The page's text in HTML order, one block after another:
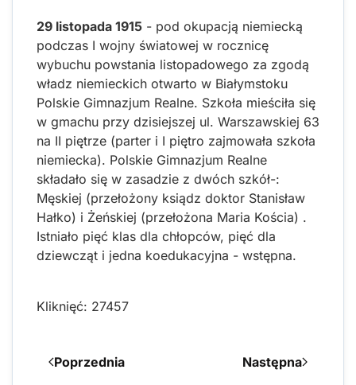
29 listopada 1915 - pod okupacją niemiecką
podczas I wojny światowej w rocznicę
wybuchu powstania listopadowego za zgodą
władz niemieckich otwarto w Białymstoku
Polskie Gimnazjum Realne. Szkoła mieściła się
w gmachu przy dzisiejszej ul. Warszawskiej 63
na II piętrze (parter i I piętro zajmowała szkoła
niemiecka). Polskie Gimnazjum Realne
składało się w zasadzie z dwóch szkół-:
Męskiej (przełożony ksiądz doktor Stanisław
Hałko) i Żeńskiej (przełożona Maria Kościa) .
Istniało pięć klas dla chłopców, pięć dla
dziewcząt i jedna koedukacyjna - wstępna.
Kliknięć: 27457
Poprzednia Następna